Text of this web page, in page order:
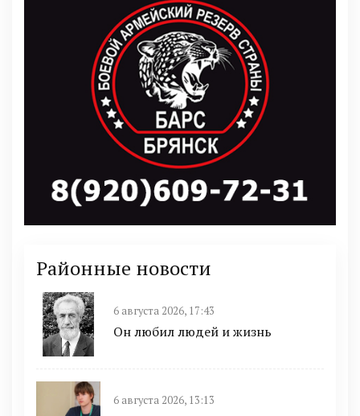
Районные новости
6 августа 2026, 17:43
Он любил людей и жизнь
6 августа 2026, 13:13